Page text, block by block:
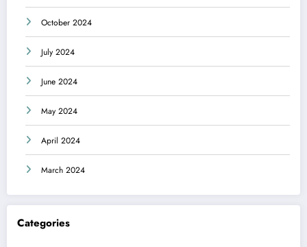
October 2024
July 2024
June 2024
May 2024
April 2024
March 2024
Categories